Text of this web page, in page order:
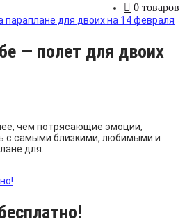
0 товаров
— полет для двоих
чем потрясающие эмоции,
с самыми близкими, любимыми и
для...